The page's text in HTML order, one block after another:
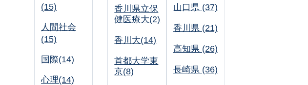
(15)
人間社会
(15)
国際(14)
心理(14)
香川県立保
健医療大(2)
香川大(14)
首都大学東
京(8)
山口県 (37)
香川県 (21)
高知県 (26)
長崎県 (36)